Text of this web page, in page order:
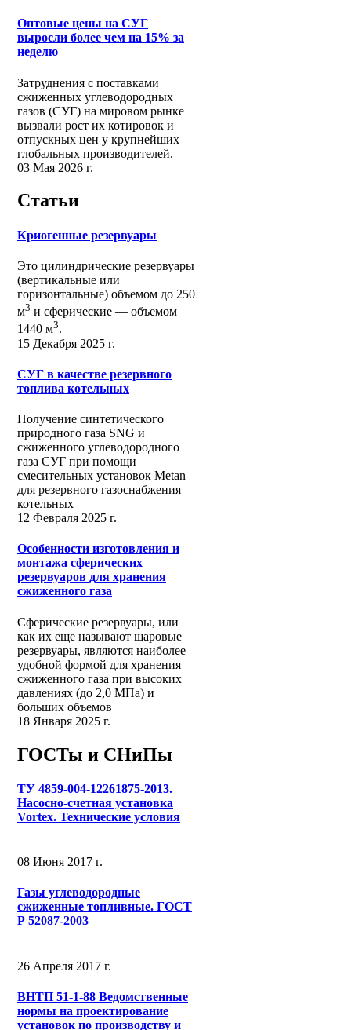
Оптовые цены на СУГ
выросли более чем на 15% за
неделю
Затруднения с поставками
сжиженных углеводородных
газов (СУГ) на мировом рынке
вызвали рост их котировок и
отпускных цен у крупнейших
глобальных производителей.
03 Мая 2026 г.
Статьи
Криогенные резервуары
Это цилиндрические резервуары
(вертикальные или
горизонтальные) объемом до 250
м3 и сферические ― объемом
1440 м3.
15 Декабря 2025 г.
СУГ в качестве резервного
топлива котельных
Получение синтетического
природного газа SNG и
сжиженного углеводородного
газа СУГ при помощи
смесительных установок Metan
для резервного газоснабжения
котельных
12 Февраля 2025 г.
Особенности изготовления и
монтажа сферических
резервуаров для хранения
сжиженного газа
Сферические резервуары, или
как их еще называют шаровые
резервуары, являются наиболее
удобной формой для хранения
сжиженного газа при высоких
давлениях (до 2,0 МПа) и
больших объемов
18 Января 2025 г.
ГОСТы и СНиПы
ТУ 4859-004-12261875-2013.
Насосно-счетная установка
Vortex. Технические условия
08 Июня 2017 г.
Газы углеводородные
сжиженные топливные. ГОСТ
Р 52087-2003
26 Апреля 2017 г.
ВНТП 51-1-88 Ведомственные
нормы на проектирование
установок по производству и